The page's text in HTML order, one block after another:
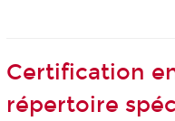
Certification
répertoire